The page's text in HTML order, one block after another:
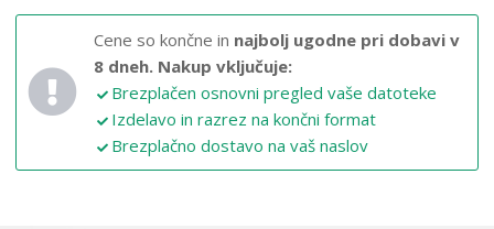
Cene so končne in najbolj ugodne pri dobavi v
8 dneh. Nakup vključuje:
Brezplačen osnovni pregled vaše datoteke
Izdelavo in razrez na končni format
Brezplačno dostavo na vaš naslov